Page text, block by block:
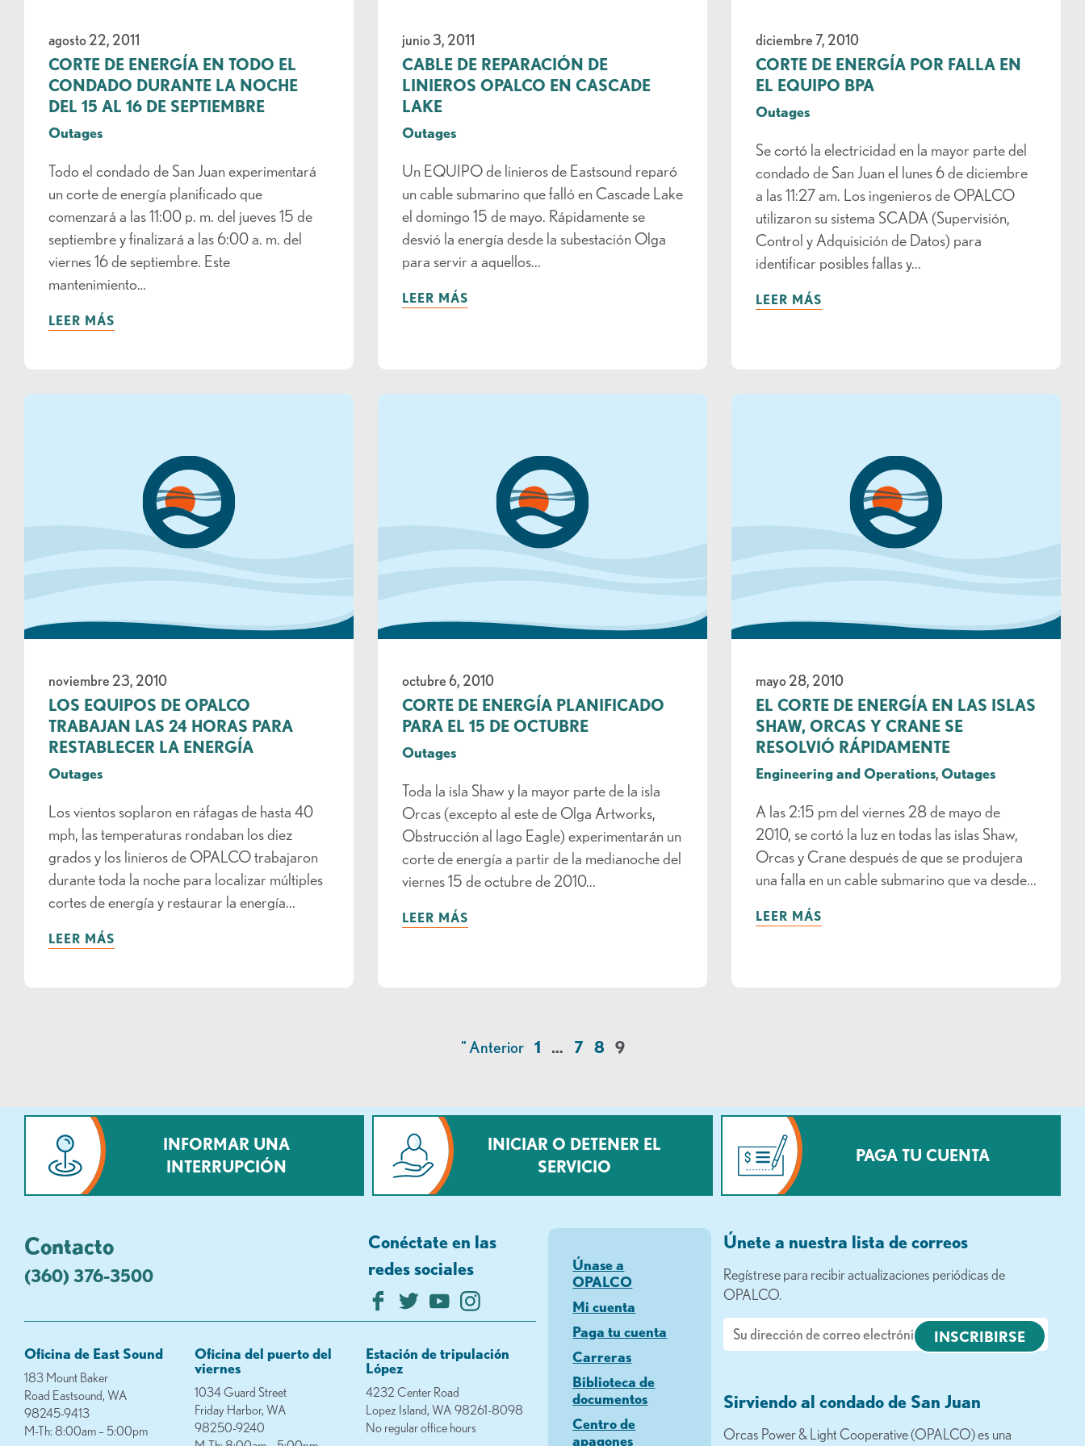
agosto 22, 2011
CORTE DE ENERGÍA EN TODO EL
CONDADO DURANTE LA NOCHE
DEL 15 AL 16 DE SEPTIEMBRE
Outages
Todo el condado de San Juan experimentará
un corte de energía planificado que
comenzará a las 11:00 p. m. del jueves 15 de
septiembre y finalizará a las 6:00 a. m. del
viernes 16 de septiembre. Este
mantenimiento…
LEER MÁS
junio 3, 2011
CABLE DE REPARACIÓN DE
LINIEROS OPALCO EN CASCADE
LAKE
Outages
Un EQUIPO de linieros de Eastsound reparó
un cable submarino que falló en Cascade Lake
el domingo 15 de mayo. Rápidamente se
desvió la energía desde la subestación Olga
para servir a aquellos...
LEER MÁS
diciembre 7, 2010
CORTE DE ENERGÍA POR FALLA EN
EL EQUIPO BPA
Outages
Se cortó la electricidad en la mayor parte del
condado de San Juan el lunes 6 de diciembre
a las 11:27 am. Los ingenieros de OPALCO
utilizaron su sistema SCADA (Supervisión,
Control y Adquisición de Datos) para
identificar posibles fallas y...
LEER MÁS
noviembre 23, 2010
LOS EQUIPOS DE OPALCO
TRABAJAN LAS 24 HORAS PARA
RESTABLECER LA ENERGÍA
Outages
Los vientos soplaron en ráfagas de hasta 40
mph, las temperaturas rondaban los diez
grados y los linieros de OPALCO trabajaron
durante toda la noche para localizar múltiples
cortes de energía y restaurar la energía...
LEER MÁS
octubre 6, 2010
CORTE DE ENERGÍA PLANIFICADO
PARA EL 15 DE OCTUBRE
Outages
Toda la isla Shaw y la mayor parte de la isla
Orcas (excepto al este de Olga Artworks,
Obstrucción al lago Eagle) experimentarán un
corte de energía a partir de la medianoche del
viernes 15 de octubre de 2010...
LEER MÁS
mayo 28, 2010
EL CORTE DE ENERGÍA EN LAS ISLAS
SHAW, ORCAS Y CRANE SE
RESOLVIÓ RÁPIDAMENTE
Engineering and Operations, Outages
A las 2:15 pm del viernes 28 de mayo de
2010, se cortó la luz en todas las islas Shaw,
Orcas y Crane después de que se produjera
una falla en un cable submarino que va desde...
LEER MÁS
" Anterior 1 … 7 8 9
INFORMAR UNA
INTERRUPCIÓN
INICIAR O DETENER EL
SERVICIO
PAGA TU CUENTA
Contacto
(360) 376-3500
Conéctate en las
redes sociales
Oficina de East Sound
183 Mount Baker
Road Eastsound, WA
98245-9413
M-Th: 8:00am – 5:00pm
Oficina del puerto del
viernes
1034 Guard Street
Friday Harbor, WA
98250-9240
Estación de tripulación
López
4232 Center Road
Lopez Island, WA 98261-8098
No regular office hours
Únase a
OPALCO
Mi cuenta
Paga tu cuenta
Carreras
Biblioteca de
documentos
Centro de
apagones
Únete a nuestra lista de correos
Regístrese para recibir actualizaciones periódicas de
OPALCO.
Correo
electrónico
Sirviendo al condado de San Juan
Orcas Power & Light Cooperative (OPALCO) es una